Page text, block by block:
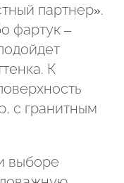
партнер».
фартук –
К
с гранитным
выборе